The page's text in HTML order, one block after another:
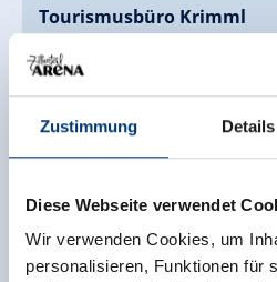
Zustimmung Details
Diese Webseite verwendet
Wir verwenden Cookies, um
personalisieren, Funktionen für
Tourismusbüro Krimml
5743 Krimml
info@krimml.at
www.krimml.at
Zurück zur